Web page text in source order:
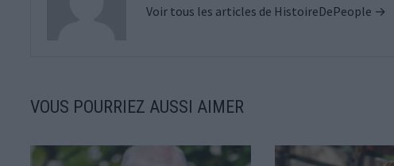
Voir tous les articles de HistoireDePeople →
VOUS POURRIEZ AUSSI AIMER